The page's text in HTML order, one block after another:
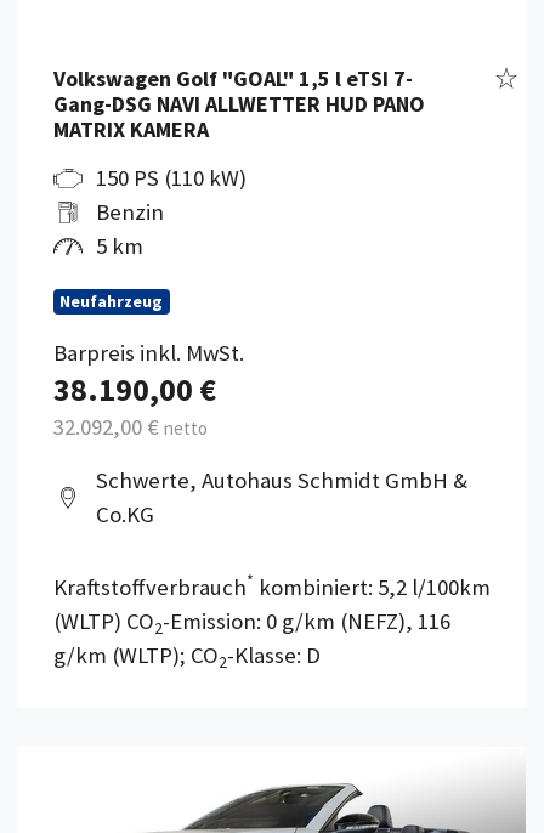
Volkswagen Golf "GOAL" 1,5 l eTSI 7-
Gang-DSG NAVI ALLWETTER HUD PANO
MATRIX KAMERA
150 PS (110 kW)
Benzin
5 km
Neufahrzeug
Barpreis inkl. MwSt.
38.190,00 €
32.092,00 € netto
Schwerte, Autohaus Schmidt GmbH &
Co.KG
Kraftstoffverbrauch* kombiniert: 5,2 l/100km
(WLTP) CO2-Emission: 0 g/km (NEFZ), 116
g/km (WLTP); CO2-Klasse: D